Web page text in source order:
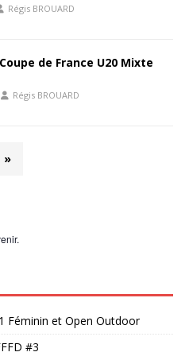
Régis BROUARD
de France U20 Mixte
Régis BROUARD
»
Féminin et Open Outdoor
#3